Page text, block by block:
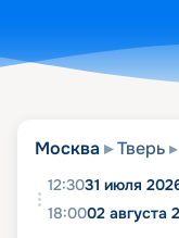
Москва Тверь
12:3031 июля
18:0002 августа